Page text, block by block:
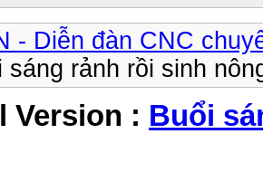
- Diễn đàn CNC
sáng rảnh rồi sinh
Version : Buổi